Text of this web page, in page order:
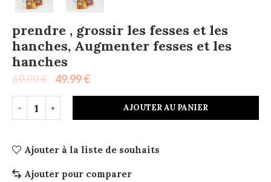
prendre , grossir les fesses et les
hanches, Augmenter fesses et les
hanches
69.99€ 49.99€
AJOUTER AU PANIER
Ajouter à la liste de souhaits
Ajouter pour comparer